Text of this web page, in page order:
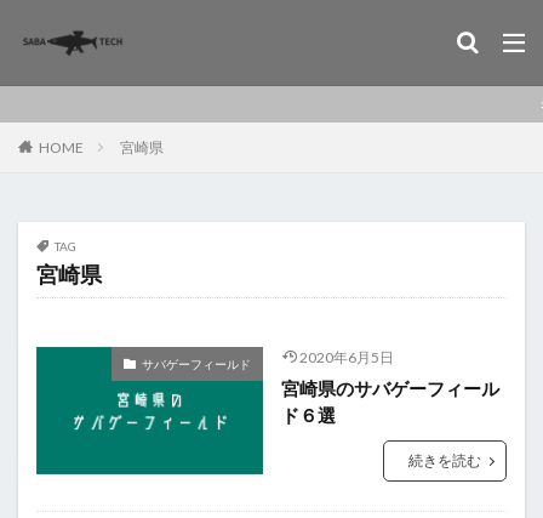
ミ
HOME 宮崎県
TAG
宮崎県
サバゲーフィールド 2020年6月5日
宮崎県のサバゲーフィール
ド６選
続きを読む